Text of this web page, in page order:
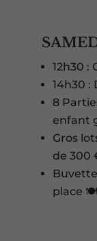
12h30 :
14h30 :
8
enfant
Gros
de 300
place 🍽️